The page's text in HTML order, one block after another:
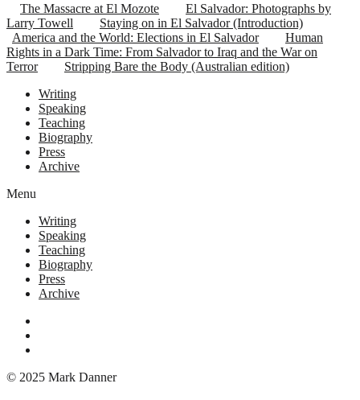
The Massacre at El Mozote
El Salvador: Photographs by
Larry Towell
Staying on in El Salvador (Introduction)
America and the World: Elections in El Salvador
Human
Rights in a Dark Time: From Salvador to Iraq and the War on
Terror
Stripping Bare the Body (Australian edition)
Writing
Speaking
Teaching
Biography
Press
Archive
Menu
Writing
Speaking
Teaching
Biography
Press
Archive
© 2025 Mark Danner